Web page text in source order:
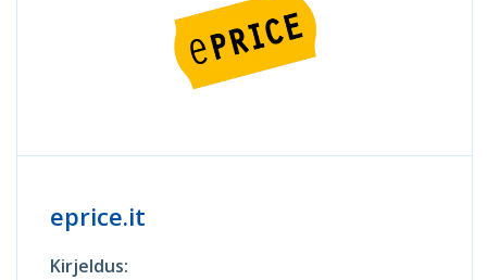
eprice.it
Kirjeldus: